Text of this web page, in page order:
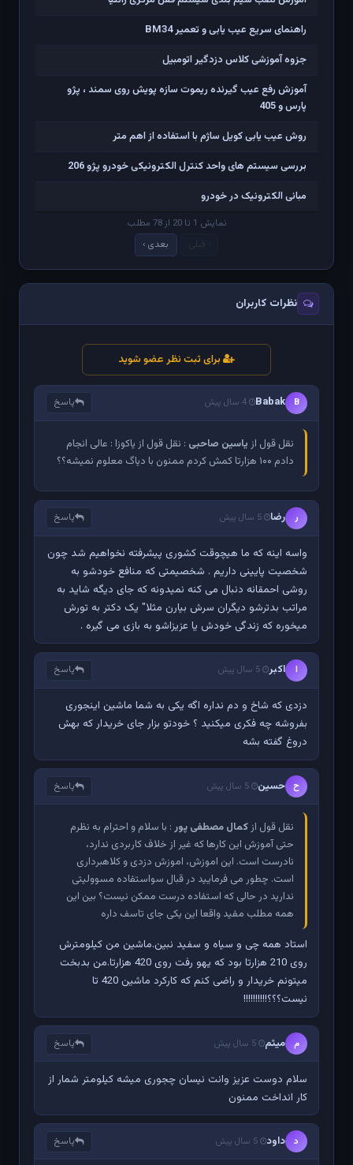
راهنمای سریع عیب یابی و تعمیر BM34
جزوه آموزشی کلاس دزدگیر اتومبیل
آموزش رفع عیب گیرنده ریموت سازه پویش روی سمند ، پژو
پارس و 405
روش عیب یابی کویل ساژم با استفاده از اهم متر
بررسی سیستم های واحد کنترل الکترونیکی خودرو پژو 206
مبانی الکترونیک در خودرو
نمایش 1 تا 20 از 78 مطلب
بعدی ›
نظرات کاربران
برای ثبت نظر عضو شوید
B
Babak 4 سال پیش پاسخ
نقل قول از یاسین صاحبی : نقل قول از یاکوزا : عالی انجام
دادم ۱۰۰ هزارتا کمش کردم ممنون با دیاگ معلوم نمیشه؟؟
ر رضا 5 سال پیش پاسخ
واسه اینه که ما هیچوقت کشوری پیشرفته نخواهیم شد چون
شخصیت پایینی داریم . شخصیمتی که منافع خودشو به
روشی احمقانه دنبال می کنه نمیدونه که جای دیگه شاید به
مراتب بدترشو دیگران سرش بیارن مثلا" یک دکتر به تورش
میخوره که زندگی خودش یا عزیزاشو به بازی می گیره .
ا اکبر 5 سال پیش پاسخ
دزدی که شاخ و دم نداره اگه یکی به شما ماشین اینجوری
بفروشه چه فکری میکنید ؟ خودتو بزار جای خریدار که بهش
دروغ گفته بشه
ح حسین 5 سال پیش پاسخ
نقل قول ازکمال مصطفی پور: با سلام و احترام به نظرم
حتی آموزش این کارها که غیر از خلاف کاربردی ندارد،
نادرست است. این اموزش، اموزش دزدی و کلاهبرداری
است. چطور می فرمایید در قبال سواستفاده مسوولیتی
ندارید در حالی که استفاده درست ممکن نیست؟ بین این
همه مطلب مفید واقعا این یکی جای تاسف داره
استاد همه چی و سیاه و سفید نبین.ماشین من کیلومترش
روی 210 هزارتا بود که یهو رفت روی 420 هزارتا.من بدبخت
میتونم خریدار و راضی کنم که کارکرد ماشین 420 تا
نیست؟؟؟!!!!!!!!!!
م میثم 5 سال پیش پاسخ
سلام دوست عزیز وانت نیسان چجوری میشه کیلومتر شمار از
کار انداخت ممنون
د داود 5 سال پیش پاسخ